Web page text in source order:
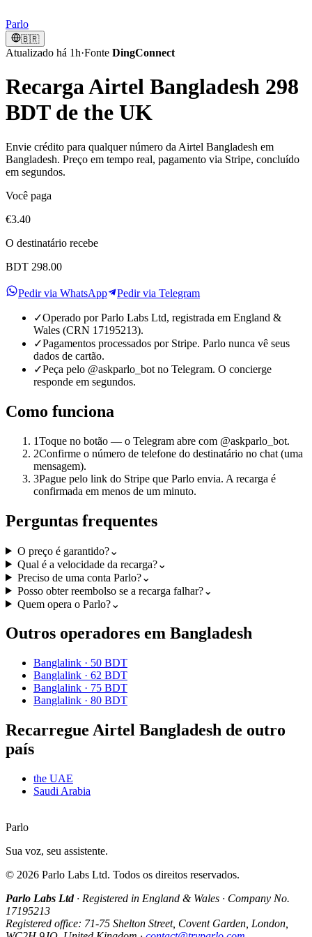
Parlo
🇧🇷
Atualizado há 1h·Fonte DingConnect
Recarga Airtel Bangladesh 298
BDT de the UK
Envie crédito para qualquer número da Airtel Bangladesh em
Bangladesh. Preço em tempo real, pagamento via Stripe, concluído
em segundos.
Você paga
€3.40
O destinatário recebe
BDT 298.00
Pedir via WhatsApp Pedir via Telegram
✓Operado por Parlo Labs Ltd, registrada em England &
Wales (CRN 17195213).
✓Pagamentos processados por Stripe. Parlo nunca vê seus
dados de cartão.
✓Peça pelo @askparlo_bot no Telegram. O concierge
responde em segundos.
Como funciona
1Toque no botão — o Telegram abre com @askparlo_bot.
2Confirme o número de telefone do destinatário no chat (uma
mensagem).
3Pague pelo link do Stripe que Parlo envia. A recarga é
confirmada em menos de um minuto.
Perguntas frequentes
O preço é garantido?⌄
Qual é a velocidade da recarga?⌄
Preciso de uma conta Parlo?⌄
Posso obter reembolso se a recarga falhar?⌄
Quem opera o Parlo?⌄
Outros operadores em Bangladesh
Banglalink · 50 BDT
Banglalink · 62 BDT
Banglalink · 75 BDT
Banglalink · 80 BDT
Recarregue Airtel Bangladesh de outro
país
the UAE
Saudi Arabia
Parlo
Sua voz, seu assistente.
© 2026 Parlo Labs Ltd. Todos os direitos reservados.
Parlo Labs Ltd· Registered in England & Wales · Company No.
17195213
Registered office: 71-75 Shelton Street, Covent Garden, London,